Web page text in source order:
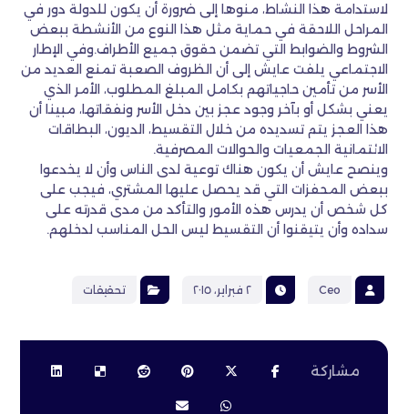
لاستدامة هذا النشاط، منوها إلى ضرورة أن يكون للدولة دور في
المراحل اللاحقة في حماية مثل هذا النوع من الأنشطة ببعض
الشروط والضوابط التي تضمن حقوق جميع الأطراف.وفي الإطار
الاجتماعي يلفت عايش إلى أن الظروف الصعبة تمنع العديد من
الأسر من تأمين حاجياتهم بكامل المبلغ المطلوب، الأمر الذي
يعني بشكل أو بآخر وجود عجز بين دخل الأسر ونفقاتها، مبينا أن
هذا العجز يتم تسديده من خلال التقسيط، الديون، البطاقات
الائتمانية الجمعيات والحوالات المصرفية.
وينصح عايش أن يكون هناك توعية لدى الناس وأن لا يخدعوا
ببعض المحفزات التي قد يحصل عليها المشتري، فيجب على
كل شخص أن يدرس هذه الأمور والتأكد من مدى قدرته على
سداده وأن يتيقنوا أن التقسيط ليس الحل المناسب لدخلهم.
Ceo ٢ فبراير، ٢٠١٥ تحقيقات